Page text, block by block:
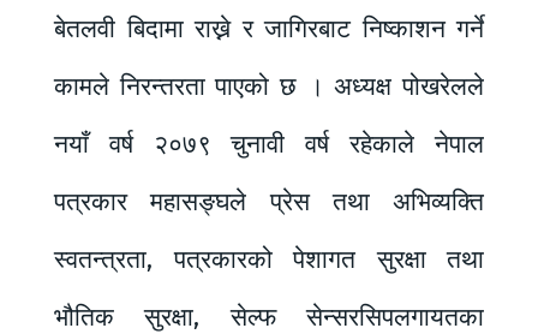
बेतलवी बिदामा राख्ने र जागिरबाट निष्काशन गर्ने
कामले निरन्तरता पाएको छ । अध्यक्ष पोखरेलले
नयाँ वर्ष २०७९ चुनावी वर्ष रहेकाले नेपाल
पत्रकार महासङ्घले प्रेस तथा अभिव्यक्ति
स्वतन्त्रता, पत्रकारको पेशागत सुरक्षा तथा
भौतिक सुरक्षा, सेल्फ सेन्सरसिपलगायतका